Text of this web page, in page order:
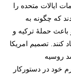
ایالات متحده را
که چگونه به
حملۀ ترکیه و
اعتماد کنند. تصمیم امریکا
روسیه
خود در دستورکار